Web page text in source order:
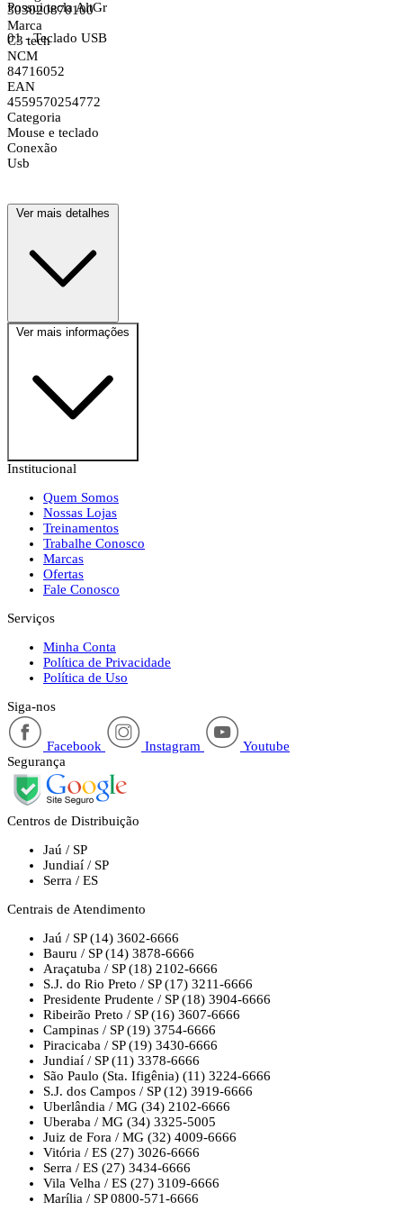
Possui tecla AltGr
01 - Teclado USB
303020870100
Marca
C3 tech
NCM
84716052
EAN
4559570254772
Categoria
Mouse e teclado
Conexão
Usb
Ver mais detalhes
Ver mais informações
Institucional
Quem Somos
Nossas Lojas
Treinamentos
Trabalhe Conosco
Marcas
Ofertas
Fale Conosco
Serviços
Minha Conta
Política de Privacidade
Política de Uso
Siga-nos
Facebook Instagram
Youtube
Segurança
Centros de Distribuição
Jaú / SP
Jundiaí / SP
Serra / ES
Centrais de Atendimento
Jaú / SP (14) 3602-6666
Bauru / SP (14) 3878-6666
Araçatuba / SP (18) 2102-6666
S.J. do Rio Preto / SP (17) 3211-6666
Presidente Prudente / SP (18) 3904-6666
Ribeirão Preto / SP (16) 3607-6666
Campinas / SP (19) 3754-6666
Piracicaba / SP (19) 3430-6666
Jundiaí / SP (11) 3378-6666
São Paulo (Sta. Ifigênia) (11) 3224-6666
S.J. dos Campos / SP (12) 3919-6666
Uberlândia / MG (34) 2102-6666
Uberaba / MG (34) 3325-5005
Juiz de Fora / MG (32) 4009-6666
Vitória / ES (27) 3026-6666
Serra / ES (27) 3434-6666
Vila Velha / ES (27) 3109-6666
Marília / SP 0800-571-6666